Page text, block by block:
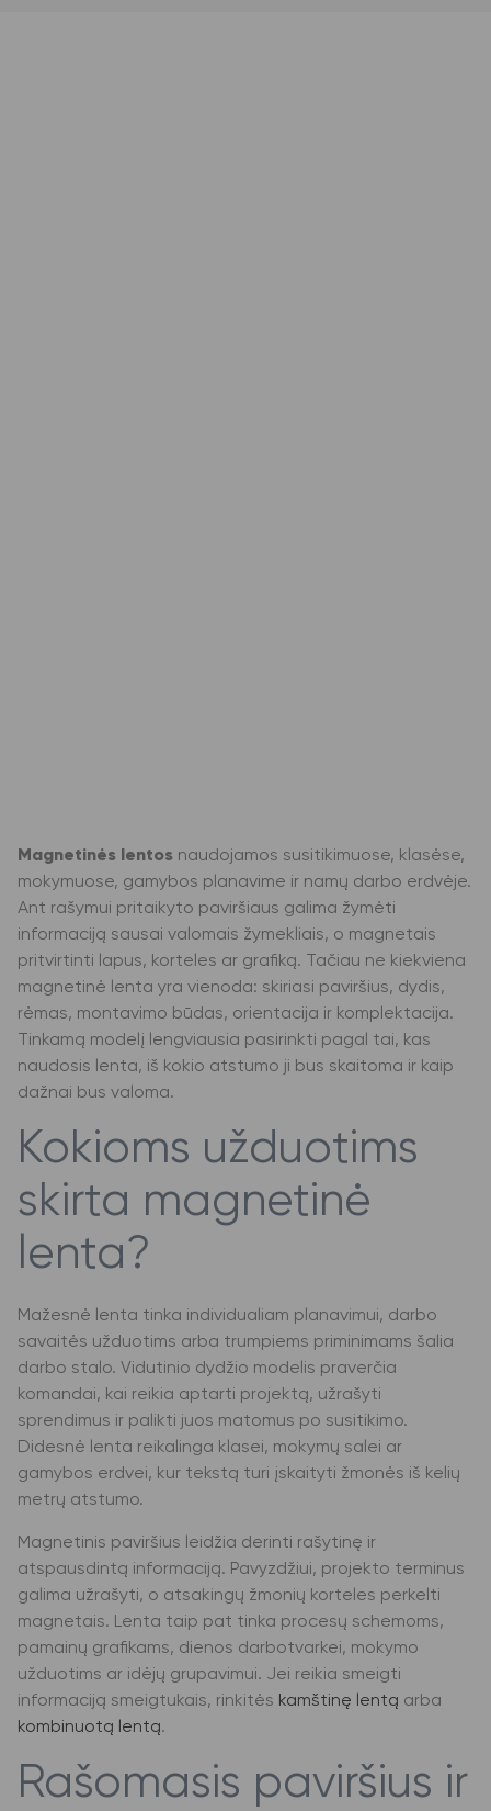
Magnetinės lentos naudojamos susitikimuose, klasėse,
mokymuose, gamybos planavime ir namų darbo erdvėje.
Ant rašymui pritaikyto paviršiaus galima žymėti
informaciją sausai valomais žymekliais, o magnetais
pritvirtinti lapus, korteles ar grafiką. Tačiau ne kiekviena
magnetinė lenta yra vienoda: skiriasi paviršius, dydis,
rėmas, montavimo būdas, orientacija ir komplektacija.
Tinkamą modelį lengviausia pasirinkti pagal tai, kas
naudosis lenta, iš kokio atstumo ji bus skaitoma ir kaip
dažnai bus valoma.
Kokioms užduotims
skirta magnetinė
lenta?
Mažesnė lenta tinka individualiam planavimui, darbo
savaitės užduotims arba trumpiems priminimams šalia
darbo stalo. Vidutinio dydžio modelis praverčia
komandai, kai reikia aptarti projektą, užrašyti
sprendimus ir palikti juos matomus po susitikimo.
Didesnė lenta reikalinga klasei, mokymų salei ar
gamybos erdvei, kur tekstą turi įskaityti žmonės iš kelių
metrų atstumo.
Magnetinis paviršius leidžia derinti rašytinę ir
atspausdintą informaciją. Pavyzdžiui, projekto terminus
galima užrašyti, o atsakingų žmonių korteles perkelti
magnetais. Lenta taip pat tinka procesų schemoms,
pamainų grafikams, dienos darbotvarkei, mokymo
užduotims ar idėjų grupavimui. Jei reikia smeigti
informaciją smeigtukais, rinkitės kamštinę lentą arba
kombinuotą lentą.
Rašomasis paviršius ir